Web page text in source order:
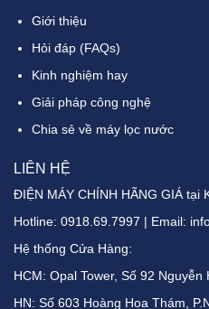
Giới thiệu
Hỏi đáp (FAQs)
Kinh nghiệm hay
Giải pháp công nghệ
Chia sẻ về máy lọc nước
LIÊN HỆ
ĐIỆN MÁY CHÍNH HÃNG GIÁ tại
Hotline: 0918.69.7997 | Email:
Hệ thống Cửa Hàng:
HCM: Opal Tower, Số 92 Nguyễn
HN: Số 603 Hoàng Hoa Thám,